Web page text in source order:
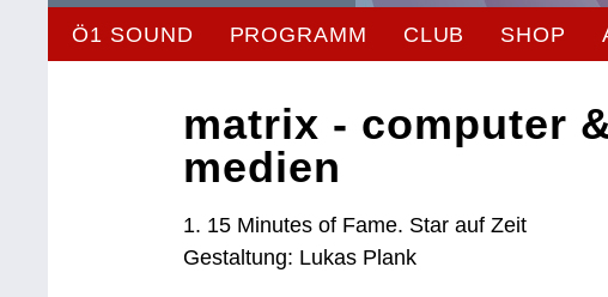
Ö1 SOUND PROGRAMM CLUB SHOP
matrix - computer
medien
1. 15 Minutes of Fame. Star auf Zeit
Gestaltung: Lukas Plank